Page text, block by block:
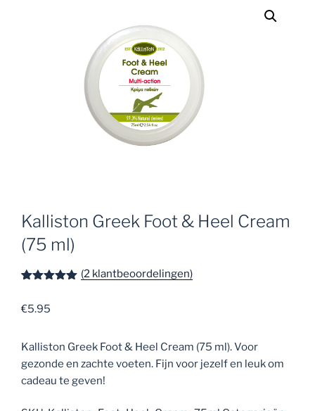
Kalliston Greek Foot & Heel Cream
(75 ml)
5
waarderinge
n
(2 klantbeoordelingen)
€5.95
Kalliston Greek Foot & Heel Cream (75 ml). Voor
gezonde en zachte voeten. Fijn voor jezelf en leuk om
cadeau te geven!